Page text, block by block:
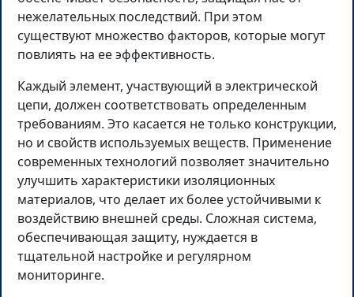
нежелательных последствий. При этом
существуют множество факторов, которые могут
повлиять на ее эффективность.
Каждый элемент, участвующий в электрической
цепи, должен соответствовать определенным
требованиям. Это касается не только конструкции,
но и свойств используемых веществ. Применение
современных технологий позволяет значительно
улучшить характеристики изоляционных
материалов, что делает их более устойчивыми к
воздействию внешней среды. Сложная система,
обеспечивающая защиту, нуждается в
тщательной настройке и регулярном
мониторинге.